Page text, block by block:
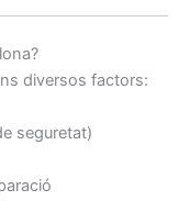
diversos factors:
seguretat)